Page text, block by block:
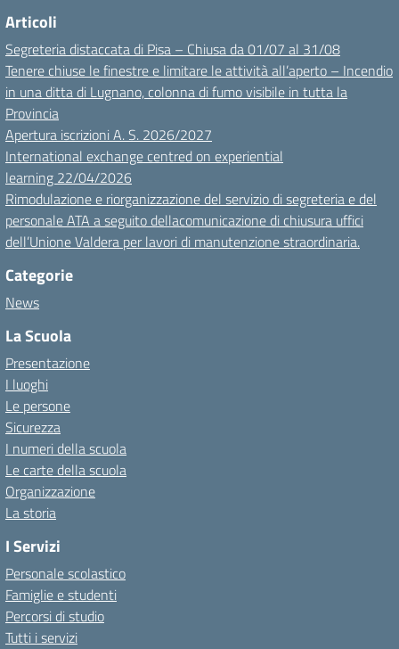
Articoli
Segreteria distaccata di Pisa – Chiusa da 01/07 al 31/08
Tenere chiuse le finestre e limitare le attività all’aperto – Incendio
in una ditta di Lugnano, colonna di fumo visibile in tutta la
Provincia
Apertura iscrizioni A. S. 2026/2027
International exchange centred on experiential
learning 22/04/2026
Rimodulazione e riorganizzazione del servizio di segreteria e del
personale ATA a seguito dellacomunicazione di chiusura uffici
dell’Unione Valdera per lavori di manutenzione straordinaria.
Categorie
News
La Scuola
Presentazione
I luoghi
Le persone
Sicurezza
I numeri della scuola
Le carte della scuola
Organizzazione
La storia
I Servizi
Personale scolastico
Famiglie e studenti
Percorsi di studio
Tutti i servizi